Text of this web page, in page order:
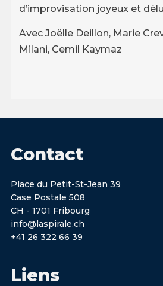
d’improvisation joyeux et
Avec Joëlle Deillon, Marie
Milani, Cemil Kaymaz
Contact
Place du Petit-St-Jean 39
Case Postale 508
CH - 1701 Fribourg
info@laspirale.ch
+41 26 322 66 39
Liens